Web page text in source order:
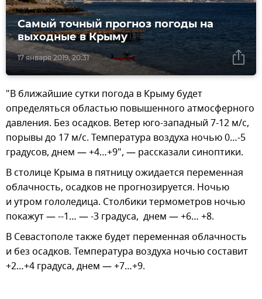
17 января 2019, 20:31
Самый точный прогноз погоды на
выходные в Крыму
"В ближайшие сутки погода в Крыму будет
определяться областью повышенного атмосферного
давления. Без осадков. Ветер юго-западный 7-12 м/с,
порывы до 17 м/с. Температура воздуха ночью 0…-5
градусов, днем — +4…+9", — рассказали синоптики.
В столице Крыма в пятницу ожидается переменная
облачность, осадков не прогнозируется. Ночью
и утром гололедица. Столбики термометров ночью
покажут — --1… — -3 градуса, днем — +6… +8.
В Севастополе также будет переменная облачность
и без осадков. Температура воздуха ночью составит
+2…+4 градуса, днем — +7…+9.